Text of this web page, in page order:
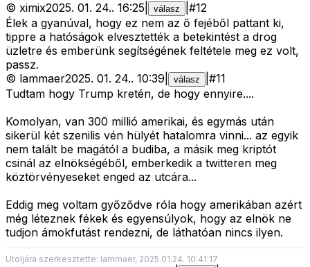
© ximix2025. 01. 24.. 16:25 válasz #12
Élek a gyanúval, hogy ez nem az ő fejéből pattant ki,
tippre a hatóságok elvesztették a betekintést a drog
üzletre és emberünk segítségének feltétele meg ez volt,
passz.
© lammaer2025. 01. 24.. 10:39 válasz #11
Tudtam hogy Trump kretén, de hogy ennyire....
Komolyan, van 300 millió amerikai, és egymás után
sikerül két szenilis vén hülyét hatalomra vinni... az egyik
nem talált be magától a budiba, a másik meg kriptót
csinál az elnökségéből, emberkedik a twitteren meg
köztörvényeseket enged az utcára...
Eddig meg voltam győződve róla hogy amerikában azért
még léteznek fékek és egyensúlyok, hogy az elnök ne
tudjon ámokfutást rendezni, de láthatóan nincs ilyen.
Utoljára szerkesztette: lammaer, 2025.01.24. 10:41:17